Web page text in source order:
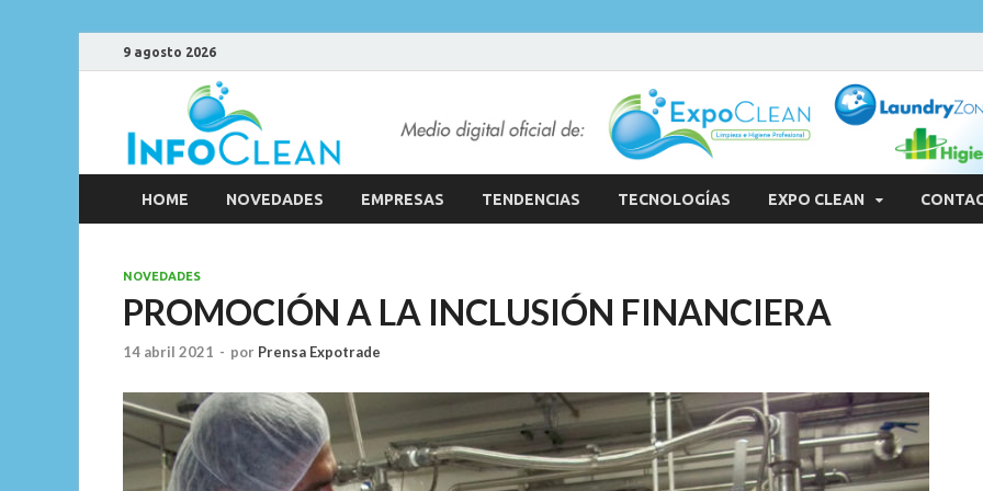
9 agosto 2026
HOME NOVEDADES EMPRESAS TENDENCIAS TECNOLOGÍAS EXPO CLEAN
NOVEDADES
PROMOCIÓN A LA INCLUSIÓN FINANCIERA
14 abril 2021 - por Prensa Expotrade